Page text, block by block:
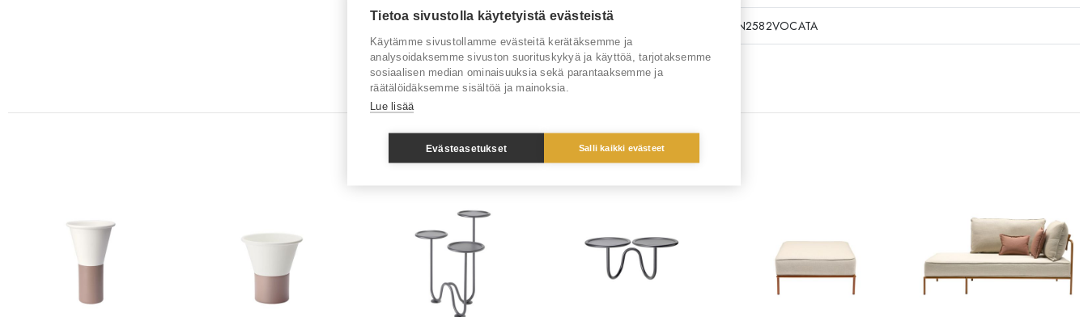
Tuotenumero RT3767N2582VOCATA
Tuotemerkki Scab
Sinua saattaisi kiinnostaa myös
Tietoa sivustolla käytetyistä evästeistä
Käytämme sivustollamme evästeitä kerätäksemme ja
analysoidaksemme sivuston suorituskykyä ja käyttöä, tarjotaksemme
sosiaalisen median ominaisuuksia sekä parantaaksemme ja
räätälöidäksemme sisältöä ja mainoksia.
Lue lisää
Evästeasetukset Salli kaikki evästeet